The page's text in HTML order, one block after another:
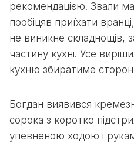
рекомендацією. Звали
пообіцяв приїхати
не виникне складнощів,
частину кухні. Усе
кухню збиратиме
Богдан виявився
сорока з коротко
упевненою ходою і